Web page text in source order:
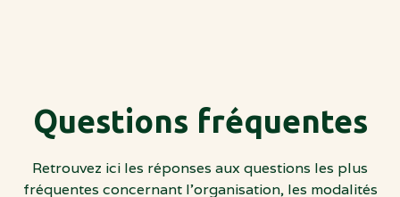
Questions fréquentes
Retrouvez ici les réponses aux questions les plus
fréquentes concernant l’organisation, les modalités